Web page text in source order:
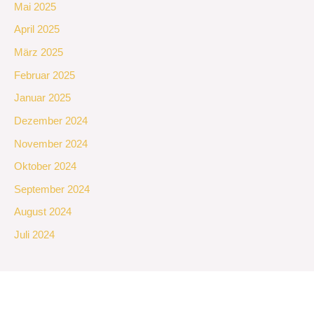
Mai 2025
April 2025
März 2025
Februar 2025
Januar 2025
Dezember 2024
November 2024
Oktober 2024
September 2024
August 2024
Juli 2024